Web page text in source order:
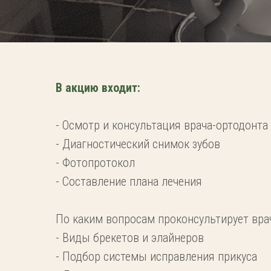
В акцию входит:
- Осмотр и консультация врача-ортодонта
- Диагностический снимок зубов
- Фотопротокол
- Составление плана лечения
По каким вопросам проконсультирует
- Виды брекетов и элайнеров
- Подбор системы исправления прикуса